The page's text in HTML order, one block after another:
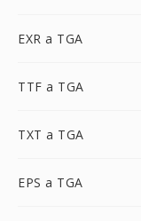
EXR a TGA
TTF a TGA
TXT a TGA
EPS a TGA